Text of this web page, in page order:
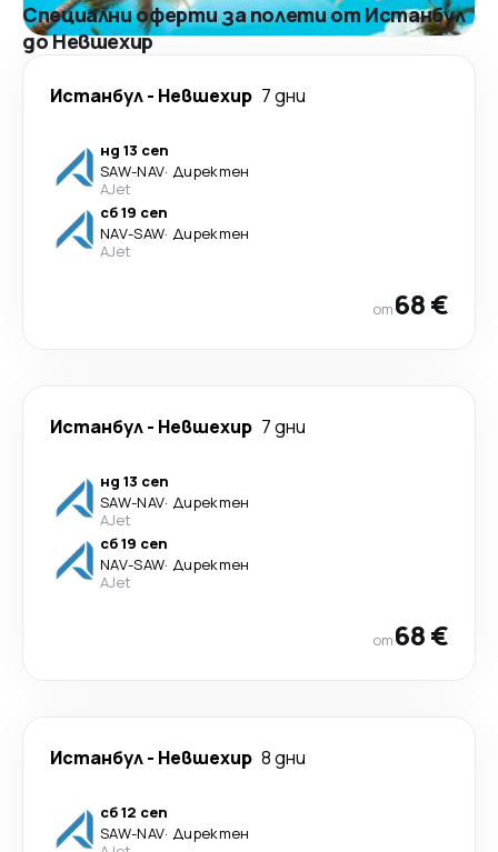
Специални оферти за полети от Истанбул
до Невшехир
Истанбул- Невшехир 7 дни
нд 13 сеп
SAW-NAV· Директен
AJet
сб 19 сеп
NAV-SAW· Директен
AJet
от68 €
Истанбул- Невшехир 7 дни
нд 13 сеп
SAW-NAV· Директен
AJet
сб 19 сеп
NAV-SAW· Директен
AJet
от68 €
Истанбул- Невшехир 8 дни
сб 12 сеп
SAW-NAV· Директен